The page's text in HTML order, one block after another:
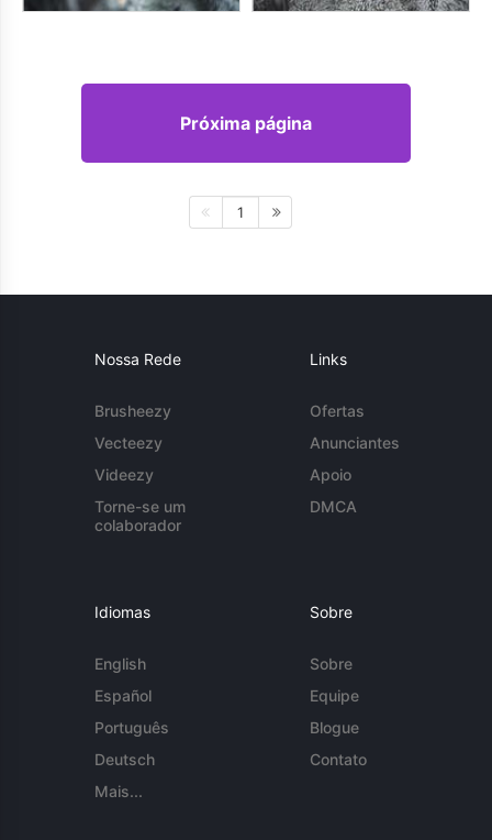
Próxima página
1
Nossa Rede
Brusheezy
Vecteezy
Videezy
Torne-se um
colaborador
Links
Ofertas
Anunciantes
Apoio
DMCA
Idiomas
English
Español
Português
Deutsch
Mais...
Sobre
Sobre
Equipe
Blogue
Contato